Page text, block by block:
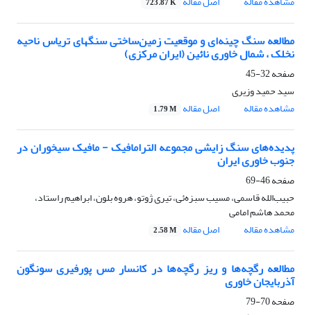
723.87 K
مطالعه سنگ چینه‌ای و موقعیت زمین‌ساختی سنگهای تریاس ناحیه
نخلک ، شمال خاوری نائین (ایران مرکزی)
صفحه32-45
سید حمید وزیری
مشاهده مقاله
اصل مقاله 1.79 M
پدیده‌های سنگ زایشی مجموعه الترامافیک - مافیک سیخوران در
جنوب خاوری ایران
صفحه46-69
حبیب‌الله قاسمی، مسیب سبزه‌ئی، تیری ژوتو، هروه بلون، ابراهیم راستاد،
محمد هاشم امامی
مشاهده مقاله
اصل مقاله 2.58 M
مطالعه رگچه‌ها و ریز رگچه‌ها در کانسار مس پورفیری سونگون
آذربایجان خاوری
صفحه70-79